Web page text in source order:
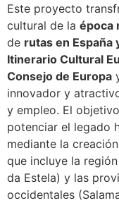
Este proyecto
cultural de la época
de rutas en España
Itinerario Cultural
Consejo de Europa
innovador y
y empleo. El
potenciar el legado
mediante la
que incluye la
da Estela) y las
occidentales